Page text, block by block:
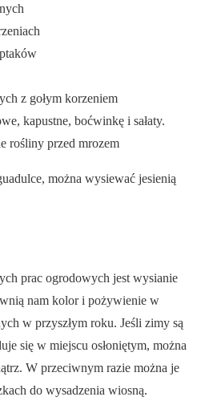
z gołym korzeniem
kapustne, boćwinkę i sałaty.
rośliny przed mrozem
można wysiewać jesienią
prac ogrodowych jest wysianie
nam kolor i pożywienie w
w przyszłym roku. Jeśli zimy są
się w miejscu osłoniętym, można
W przeciwnym razie można je
do wysadzenia wiosną.